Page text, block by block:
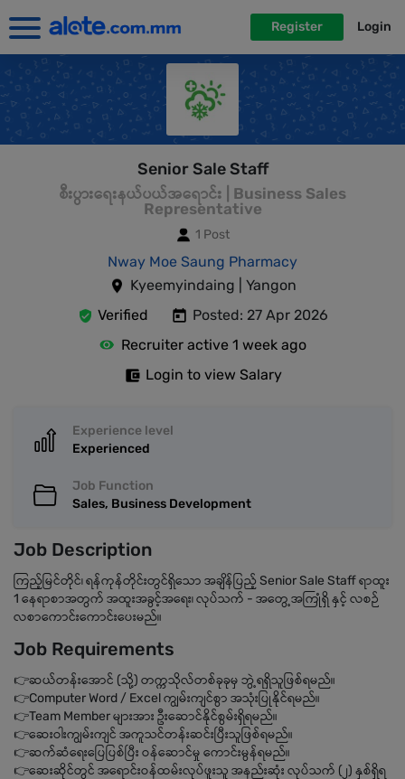
Register Login
Senior Sale Staff
စီးပွားရေးနယ်ပယ်အရောင်း | Business Sales
Representative
1 Post
Nway Moe Saung Pharmacy
Kyeemyindaing | Yangon
Verified
Posted: 27 Apr 2026
Recruiter active 1 week ago
Login to view Salary
Experience level
Experienced
Job Function
Sales, Business Development
Job Description
ကြည့်မြင်တိုင်၊ ရန်ကုန်တိုင်းတွင်ရှိသော အချိန်ပြည့် Senior Sale Staff ရာထူး
1 နေရာစာအတွက် အထူးအခွင့်အရေး၊ လုပ်သက် - အတွေ့အကြုံရှိ နှင့် လစဉ်
လစာကောင်းကောင်းပေးမည်။
Job Requirements
👉ဆယ်တန်းအောင် (သို့) တက္ကသိုလ်တစ်ခုခုမှ ဘွဲ့ရရှိသူဖြစ်ရမည်။
👉Computer Word / Excel ကျွမ်းကျင်စွာ အသုံးပြုနိုင်ရမည်။
👉Team Member များအား ဦးဆောင်နိုင်စွမ်းရှိရမည်။
👉ဆေးဝါးကျွမ်းကျင် အကူသင်တန်းဆင်းပြီးသူဖြစ်ရမည်။
👉ဆက်ဆံရေးပြေပြစ်ပြီး ဝန်ဆောင်မှု ကောင်းမွန်ရမည်။
👉ဆေးဆိုင်တွင် အရောင်းဝန်ထမ်းလုပ်ဖူးသူ အနည်းဆုံး လုပ်သက် (၂) နှစ်ရှိရ